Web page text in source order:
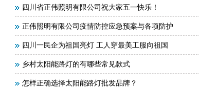
四川省正伟照明有限公司祝大家五一快乐！
正伟照明有限公司疫情防控应急预案与各项防护
四川一民企为祖国亮灯 工人穿最美工服向祖国
乡村太阳能路灯的有哪些常见款式
怎样正确选择太阳能路灯批发品牌？